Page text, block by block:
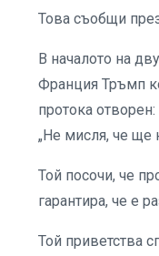
Това съобщи
В началото на
Франция Тръмп
протока отворен:
„Не мисля, че ще
Той посочи, че
гарантира, че е
Той приветства